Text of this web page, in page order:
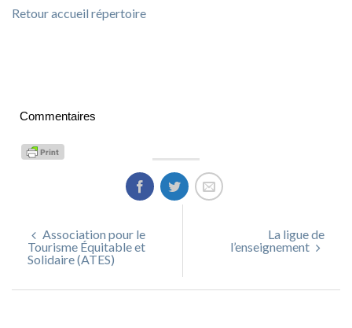
Retour accueil répertoire
Commentaires
Association pour le
Tourisme Équitable et
Solidaire (ATES)
La ligue de
l’enseignement